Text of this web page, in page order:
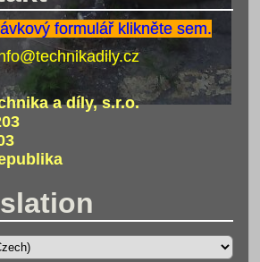
formulář klikněte sem.
a díly, s.r.o.